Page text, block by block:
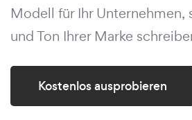
Modell für Ihr Unternehmen,
und Ton Ihrer Marke
Kostenlos ausprobieren